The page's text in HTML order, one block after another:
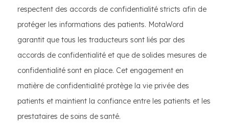
respectent des accords de confidentialité stricts afin de
protéger les informations des patients. MotaWord
garantit que tous les traducteurs sont liés par des
accords de confidentialité et que de solides mesures de
confidentialité sont en place. Cet engagement en
matière de confidentialité protège la vie privée des
patients et maintient la confiance entre les patients et les
prestataires de soins de santé.